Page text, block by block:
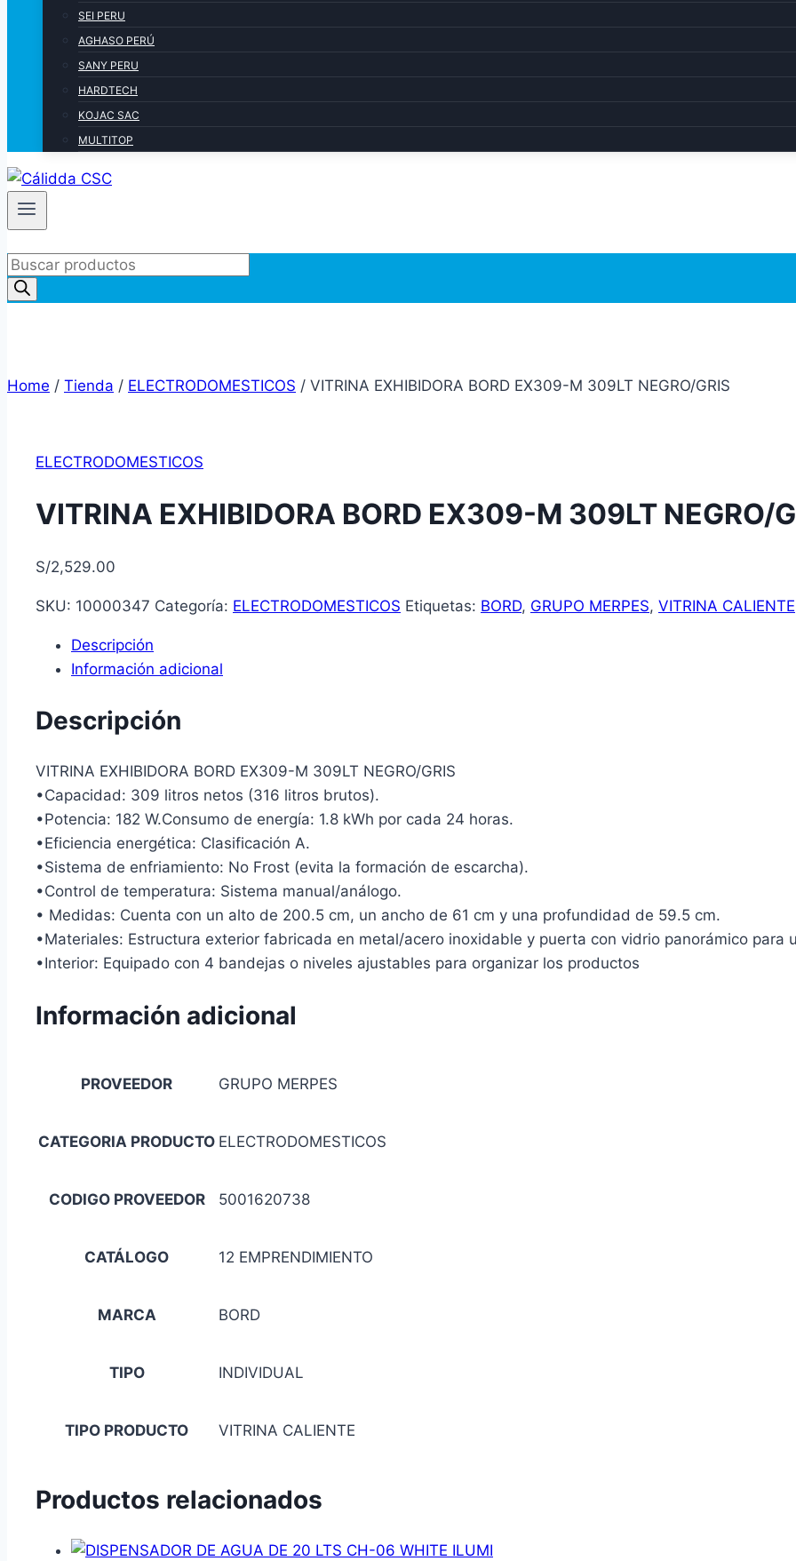
SEI PERU
AGHASO PERÚ
SANY PERU
HARDTECH
KOJAC SAC
MULTITOP
Products
search
Home / Tienda / ELECTRODOMESTICOS / VITRINA EXHIBIDORA BORD EX309-M 309LT NEGRO/GRIS
ELECTRODOMESTICOS
VITRINA EXHIBIDORA BORD EX309-M 309LT NEGRO/
S/2,529.00
SKU: 10000347 Categoría: ELECTRODOMESTICOS Etiquetas: BORD, GRUPO MERPES, VITRINA CALIENTE
Descripción
Información adicional
Descripción
VITRINA EXHIBIDORA BORD EX309-M 309LT NEGRO/GRIS
•Capacidad: 309 litros netos (316 litros brutos).
•Potencia: 182 W.Consumo de energía: 1.8 kWh por cada 24 horas.
•Eficiencia energética: Clasificación A.
•Sistema de enfriamiento: No Frost (evita la formación de escarcha).
•Control de temperatura: Sistema manual/análogo.
• Medidas: Cuenta con un alto de 200.5 cm, un ancho de 61 cm y una profundidad de 59.5 cm.
•Materiales: Estructura exterior fabricada en metal/acero inoxidable y puerta con vidrio panorámico para
•Interior: Equipado con 4 bandejas o niveles ajustables para organizar los productos
Información adicional
PROVEEDOR GRUPO MERPES
CATEGORIA PRODUCTO ELECTRODOMESTICOS
CODIGO PROVEEDOR 5001620738
CATÁLOGO 12 EMPRENDIMIENTO
MARCA BORD
TIPO INDIVIDUAL
TIPO PRODUCTO VITRINA CALIENTE
Productos relacionados